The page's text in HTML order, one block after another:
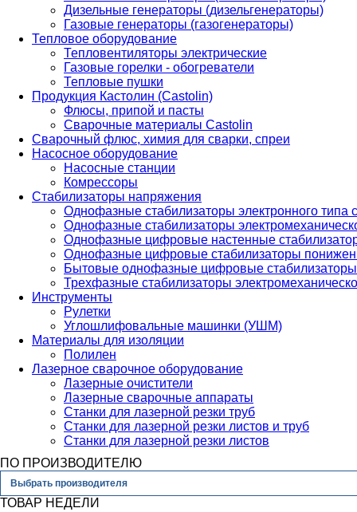
Дизельные генераторы (дизельгенераторы)
Газовые генераторы (газогенераторы)
Тепловое оборудование
Тепловентиляторы электрические
Газовые горелки - обогреватели
Тепловые пушки
Продукция Кастолин (Castolin)
Флюсы, припой и пасты
Сварочные материалы Castolin
Сварочный флюс, химия для сварки, спреи
Насосное оборудование
Насосные станции
Комрессоры
Стабилизаторы напряжения
Однофазные стабилизаторы электронного
Однофазные стабилизаторы
Однофазные цифровые настенные
Однофазные цифровые стабилизаторы
Бытовые однофазные цифровые стабилизаторы
Трехфазные стабилизаторы
Инструменты
Рулетки
Углошлифовальные машинки (УШМ)
Материалы для изоляции
Полилен
Лазерное сварочное оборудование
Лазерные очистители
Лазерные сварочные аппараты
Станки для лазерной резки труб
Станки для лазерной резки листов и труб
Станки для лазерной резки листов
ПО ПРОИЗВОДИТЕЛЮ
Выбрать производителя
ТОВАР НЕДЕЛИ